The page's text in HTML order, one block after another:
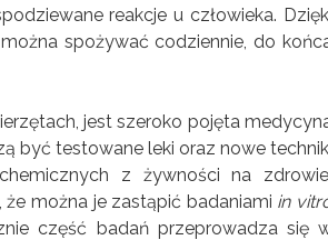
reakcje u człowieka.
spożywać codziennie, do
jest szeroko pojęta
być testowane leki oraz nowe
z żywności na
można je zastąpić badaniami in
część badań przeprowadza się